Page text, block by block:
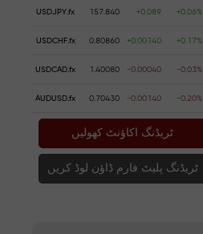
USDJPY.fx 157.840 +0.089 +0.06%
USDCHF.fx 0.80860 +0.00140 +0.17%
USDCAD.fx 1.40080 -0.00040 -0.03%
AUDUSD.fx 0.70430 -0.00140 -0.20%
ٹریڈنگ اکاؤنٹ کھولیں
ٹریڈنگ پلیٹ فارم ڈاؤن لوڈ کریں